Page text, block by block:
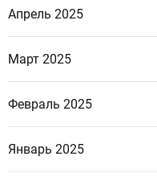
Апрель 2025
Март 2025
Февраль 2025
Январь 2025